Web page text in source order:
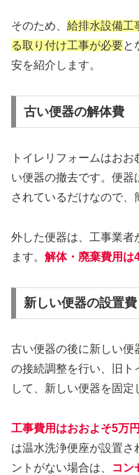
そのため、 給排水設備工
る取り付け工事が必要と
安を紹介します。
古い便器の解体費
トイレリフォームはお
い便器の撤去です。便器
されているだけなので、
外した便器は、工事業者
ます。 解体・廃棄費用は
新しい便器の設置費
古い便器の後に新しい便
の接続調整を行い、旧ト
して、新しい便器を固定
工事費用はおおよそ5万
は温水洗浄便座が設置さ
ントがない場合は、
コン